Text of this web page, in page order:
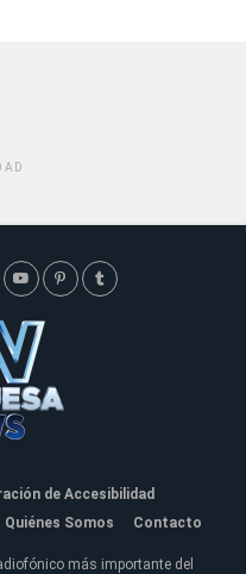
de Accesibilidad
Quiénes Somos Contacto
más importante del